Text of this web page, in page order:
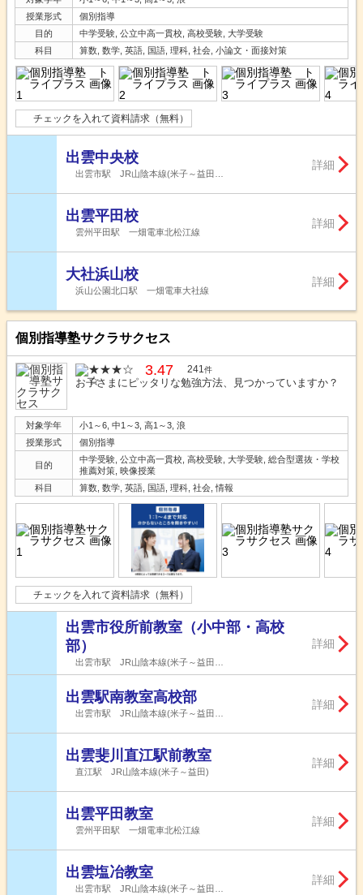
授業形式
個別指導
目的
中学受験, 公立中高一貫校, 高校受験, 大学受験
科目
算数, 数学, 英語, 国語, 理科, 社会, 小論文・面接対策
チェックを入れて資料請求（無料）
出雲中央校
出雲市駅 JR山陰本線(米子～益田…
詳細
出雲平田校
雲州平田駅 一畑電車北松江線
詳細
大社浜山校
浜山公園北口駅 一畑電車大社線
詳細
個別指導塾サクラサクセス
3.47 241件
お子さまにピッタリな勉強方法、見つかっていますか？
対象学年
小1～6, 中1～3, 高1～3, 浪
授業形式
個別指導
目的
中学受験, 公立中高一貫校, 高校受験, 大学受験, 総合型選抜・学校
推薦対策, 映像授業
科目
算数, 数学, 英語, 国語, 理科, 社会, 情報
チェックを入れて資料請求（無料）
出雲市役所前教室（小中部・高校
部）
出雲市駅 JR山陰本線(米子～益田…
詳細
出雲駅南教室高校部
出雲市駅 JR山陰本線(米子～益田…
詳細
出雲斐川直江駅前教室
直江駅 JR山陰本線(米子～益田)
詳細
出雲平田教室
雲州平田駅 一畑電車北松江線
詳細
出雲塩冶教室
出雲市駅 JR山陰本線(米子～益田…
詳細